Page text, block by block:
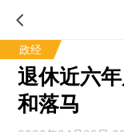
政经
退休近六
和落马